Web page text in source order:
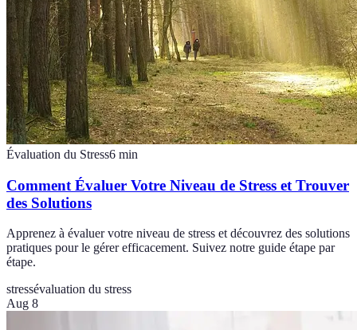
Évaluation du Stress6 min
Comment Évaluer Votre Niveau de Stress et Trouver
des Solutions
Apprenez à évaluer votre niveau de stress et découvrez des solutions
pratiques pour le gérer efficacement. Suivez notre guide étape par
étape.
stressévaluation du stress
Aug 8